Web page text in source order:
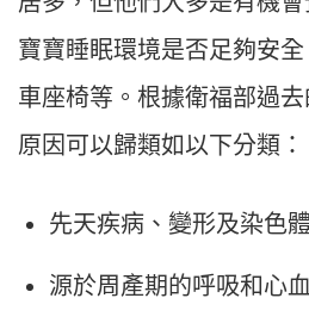
寶寶睡眠環境是否足夠安
車座椅等。根據衛福部過
原因可以歸類如以下分類：
先天疾病、變形及染色
源於周產期的呼吸和心